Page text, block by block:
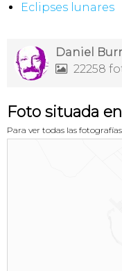
Eclipses lunares
Daniel
 22258
Foto situada
Para ver todas las